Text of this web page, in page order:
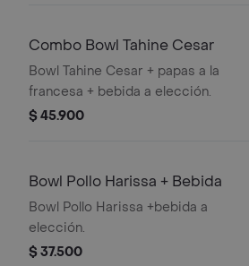
Combo Bowl Tahine Cesar
Bowl Tahine Cesar + papas a la
francesa + bebida a elección.
$ 45.900
Bowl Pollo Harissa + Bebida
Bowl Pollo Harissa +bebida a
elección.
$ 37.500